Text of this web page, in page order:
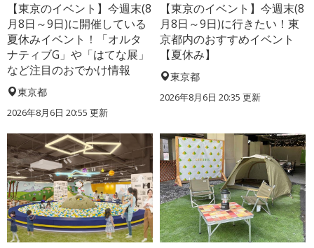
【東京のイベント】今週末(8
月8日～9日)に開催している
夏休みイベント！「オルタ
ナティブG」や「はてな展」
など注目のおでかけ情報
東京都
2026年8月6日 20:55 更新
【東京のイベント】今週末(8
月8日～9日)に行きたい！東
京都内のおすすめイベント
【夏休み】
東京都
2026年8月6日 20:35 更新